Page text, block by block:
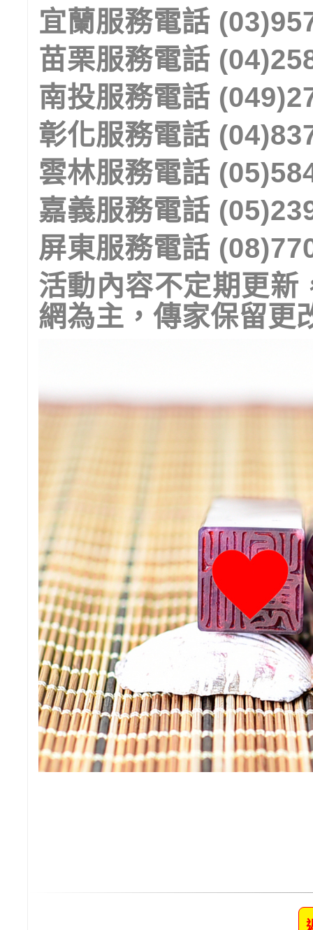
宜蘭服務電話
苗栗服務電話
南投服務電話
彰化服務電話
雲林服務電話
嘉義服務電話
屏東服務電話
活動內容不定期更新
網為主，傳家保留更